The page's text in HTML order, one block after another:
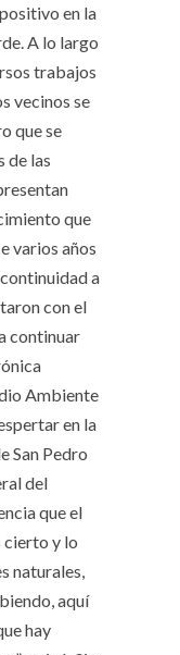
en la
A lo largo
trabajos
vecinos se
que se
de las
que
varios años
a
con el
continuar
Ambiente
en la
San Pedro
del
que el
cierto y lo
naturales,
aquí
hay